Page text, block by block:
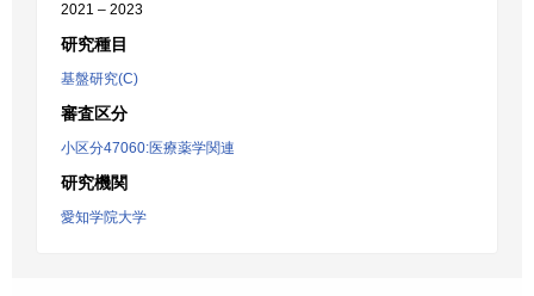
2021 – 2023
研究種目
基盤研究(C)
審査区分
小区分47060:医療薬学関連
研究機関
愛知学院大学